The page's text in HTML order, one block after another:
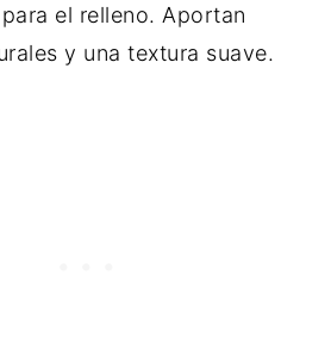
el relleno. Aportan
y una textura suave.